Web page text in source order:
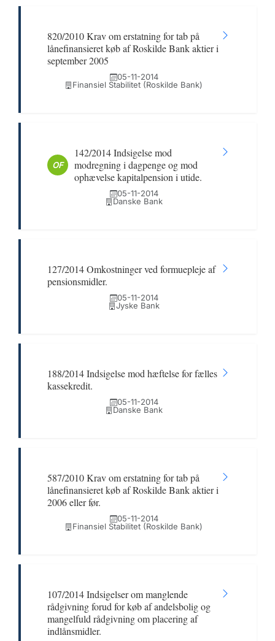
820/2010 Krav om erstatning for tab på
lånefinansieret køb af Roskilde Bank aktier i
september 2005
05-11-2014
Finansiel Stabilitet (Roskilde Bank)
OF
142/2014 Indsigelse mod
modregning i dagpenge og mod
ophævelse kapitalpension i utide.
05-11-2014
Danske Bank
127/2014 Omkostninger ved formuepleje af
pensionsmidler.
05-11-2014
Jyske Bank
188/2014 Indsigelse mod hæftelse for fælles
kassekredit.
05-11-2014
Danske Bank
587/2010 Krav om erstatning for tab på
lånefinansieret køb af Roskilde Bank aktier i
2006 eller før.
05-11-2014
Finansiel Stabilitet (Roskilde Bank)
107/2014 Indsigelser om manglende
rådgivning forud for køb af andelsbolig og
mangelfuld rådgivning om placering af
indlånsmidler.